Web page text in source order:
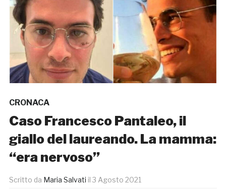
CRONACA
Caso Francesco Pantaleo, il
giallo del laureando. La mamma:
“era nervoso”
Scritto da Maria Salvati il 3 Agosto 2021